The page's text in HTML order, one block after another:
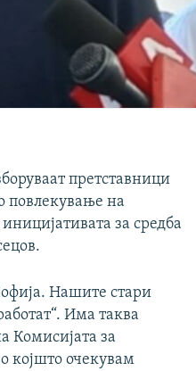
претставници
повлекување на
за средба
Нашите стари
Има таква
Комисијата за
којшто очекувам